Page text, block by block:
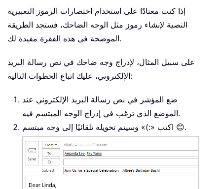
إذا كنت معتادًا على استخدام اختصارات الرموز التعبيرية
النصية لإنشاء رموز مثل الوجه الضاحك، فستجد الطريقة
الموضحة في هذه الفقرة مفيدة لك.
على سبيل المثال، لإدراج وجه ضاحك في نص رسالة البريد
الإلكتروني، عليك اتباع الخطوات التالية:
ضع المؤشر في نص رسالة البريد الإلكتروني عند
الموضع الذي ترغب في إدراج الوجه المبتسم فيه.
اكتب «:)» وسيتم تحويله تلقائيًا إلى وجه مبتسم 😊.